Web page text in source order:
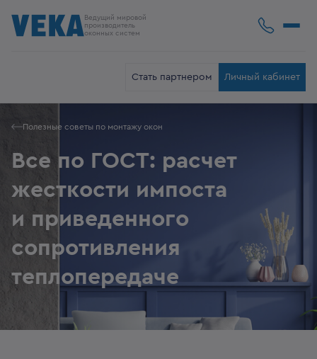
Ведущий мировой
производитель
оконных систем
Стать партнером Личный кабинет
Полезные советы по монтажу окон
Все по ГОСТ: расчет
жесткости импоста
и приведенного
сопротивления
теплопередаче